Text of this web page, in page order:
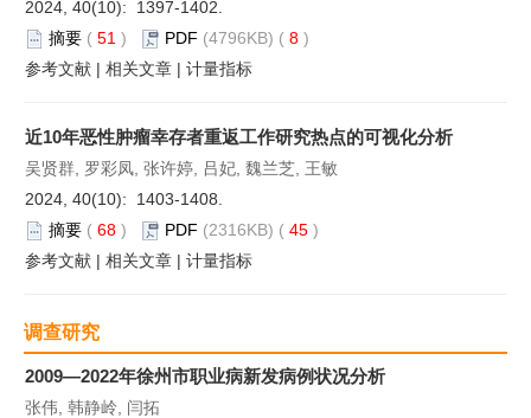
2024, 40(10): 1397-1402.
摘要 ( 51 ) PDF (4796KB) ( 8 )
参考文献 | 相关文章 | 计量指标
近10年恶性肿瘤幸存者重返工作研究热点的可视化分析
吴贤群, 罗彩凤, 张许婷, 吕妃, 魏兰芝, 王敏
2024, 40(10): 1403-1408.
摘要 ( 68 ) PDF (2316KB) ( 45 )
参考文献 | 相关文章 | 计量指标
调查研究
2009—2022年徐州市职业病新发病例状况分析
张伟, 韩静岭, 闫拓